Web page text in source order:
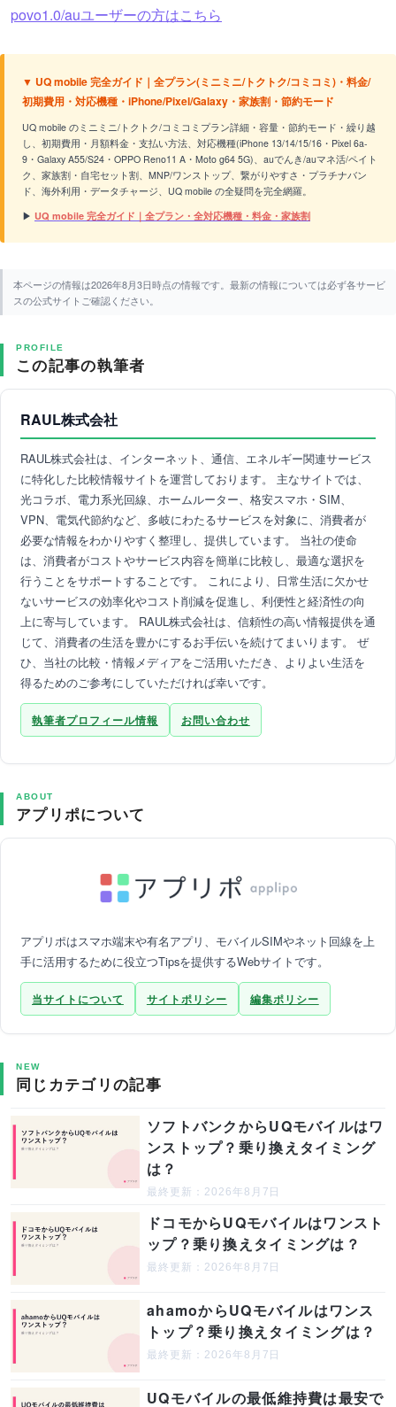
povo1.0/auユーザーの方はこちら
▼ UQ mobile 完全ガイド｜全プラン(ミニミニ/トクトク/コミコミ)・料金/
初期費用・対応機種・iPhone/Pixel/Galaxy・家族割・節約モード
UQ mobile のミニミニ/トクトク/コミコミプラン詳細・容量・節約モード・繰り越
し、初期費用・月額料金・支払い方法、対応機種(iPhone 13/14/15/16・Pixel 6a-
9・Galaxy A55/S24・OPPO Reno11 A・Moto g64 5G)、auでんき/auマネ活/ペイト
ク、家族割・自宅セット割、MNP/ワンストップ、繋がりやすさ・プラチナバン
ド、海外利用・データチャージ、UQ mobile の全疑問を完全網羅。
▶ UQ mobile 完全ガイド｜全プラン・全対応機種・料金・家族割
本ページの情報は2026年8月3日時点の情報です。最新の情報については必ず各サービ
スの公式サイトご確認ください。
PROFILE
この記事の執筆者
RAUL株式会社
RAUL株式会社は、インターネット、通信、エネルギー関連サービス
に特化した比較情報サイトを運営しております。 主なサイトでは、
光コラボ、電力系光回線、ホームルーター、格安スマホ・SIM、
VPN、電気代節約など、多岐にわたるサービスを対象に、消費者が
必要な情報をわかりやすく整理し、提供しています。 当社の使命
は、消費者がコストやサービス内容を簡単に比較し、最適な選択を
行うことをサポートすることです。 これにより、日常生活に欠かせ
ないサービスの効率化やコスト削減を促進し、利便性と経済性の向
上に寄与しています。 RAUL株式会社は、信頼性の高い情報提供を通
じて、消費者の生活を豊かにするお手伝いを続けてまいります。 ぜ
ひ、当社の比較・情報メディアをご活用いただき、よりよい生活を
得るためのご参考にしていただければ幸いです。
執筆者プロフィール情報 お問い合わせ
ABOUT
アプリポについて
アプリポはスマホ端末や有名アプリ、モバイルSIMやネット回線を上
手に活用するために役立つTipsを提供するWebサイトです。
当サイトについて サイトポリシー 編集ポリシー
NEW
同じカテゴリの記事
ソフトバンクからUQモバイルはワ
ンストップ？乗り換えタイミング
は？
最終更新：2026年8月7日
ドコモからUQモバイルはワンスト
ップ？乗り換えタイミングは？
最終更新：2026年8月7日
ahamoからUQモバイルはワンス
トップ？乗り換えタイミングは？
最終更新：2026年8月7日
UQモバイルの最低維持費は最安で